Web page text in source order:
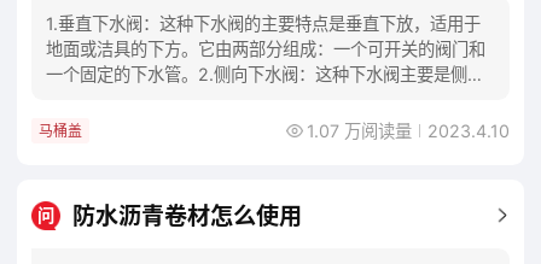
1.垂直下水阀：这种下水阀的主要特点是垂直下放，适用于
地面或洁具的下方。它由两部分组成：一个可开关的阀门和
一个固定的下水管。2.侧向下水阀：这种下水阀主要是侧向
马桶盖 1.07 万阅读量 2023.4.10
问 防水沥青卷材怎么使用